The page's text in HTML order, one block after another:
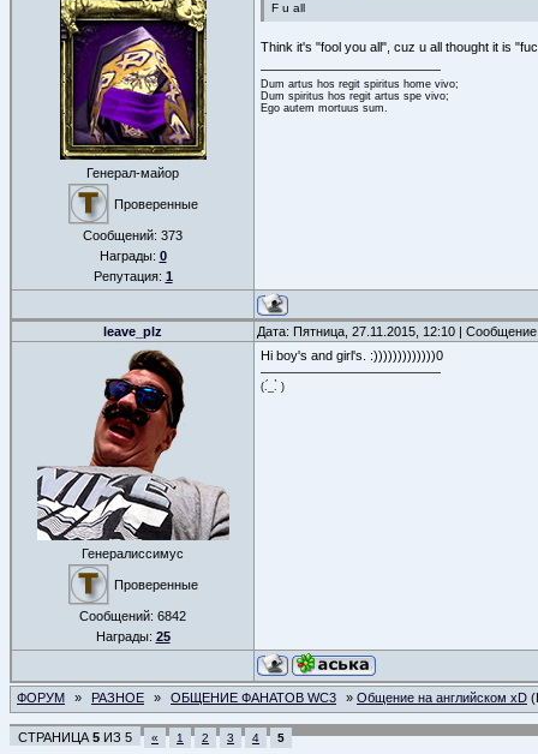
Генерал-майор
Проверенные
Сообщений: 373
Награды: 0
Репутация: 1
F u all
Think it's "fool you all", cuz u all thought it is
Dum artus hos regit spiritus home vivo;
Dum spiritus hos regit artus spe vivo;
Ego autem mortuus sum.
leave_plz Дата: Пятница, 27.11.2015, 12:10 |
Генералиссимус
Проверенные
Сообщений: 6842
Награды: 25
Hi boy's and girl's. :)))))))))))))0
(.́_.̀ )
ФОРУМ » РАЗНОЕ » ОБЩЕНИЕ ФАНАТОВ WC3 » Общение на английском xD
СТРАНИЦА 5 ИЗ 5 « 1 2 3 4 5